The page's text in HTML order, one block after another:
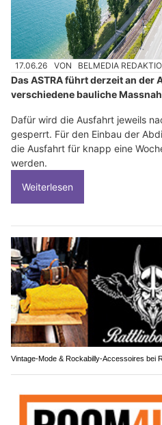
17.06.26 VON BELMEDIA
Das ASTRA führt derzeit an
verschiedene bauliche
Dafür wird die Ausfahrt jeweils
gesperrt. Für den Einbau der
die Ausfahrt für knapp eine
werden.
Weiterlesen
Vintage-Mode & Rockabilly-Accessoires bei